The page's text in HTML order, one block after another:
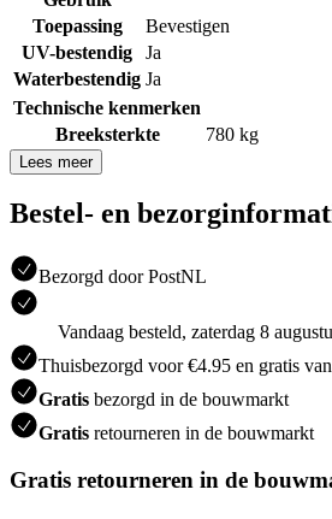
Toepassing
Bevestigen
UV-bestendig
Ja
Waterbestendig Ja
Technische kenmerken
Breeksterkte
780 kg
Lees meer
Bestel- en
Bezorgd door PostNL
Vandaag besteld, zaterdag 8
Thuisbezorgd voor €4.95 en gratis
Gratis bezorgd in de bouwmarkt
Gratis retourneren in de bouwmarkt
Gratis retourneren in de